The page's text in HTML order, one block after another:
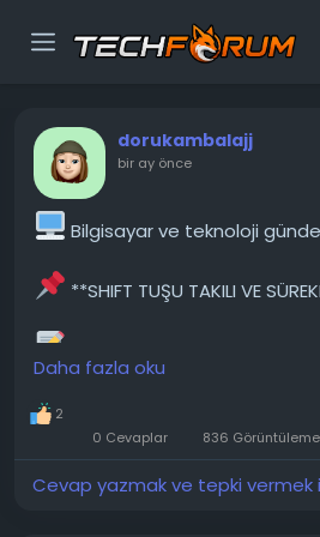
dorukambalajj
bir ay önce
Bilgisayar ve teknoloji
**SHIFT TUŞU TAKILI VE
sürekli etkin kalıyor. Gerçekten
Sıkışmalarını önlemek için
kenarlarına biraz yağlayıcı
istiyorum. Hangi yağlayıcıyı
çıkarıldı kir yok, üfleyerek
Daha fazla oku
2
0 Cevaplar
836
Cevap yazmak ve tepki vermek